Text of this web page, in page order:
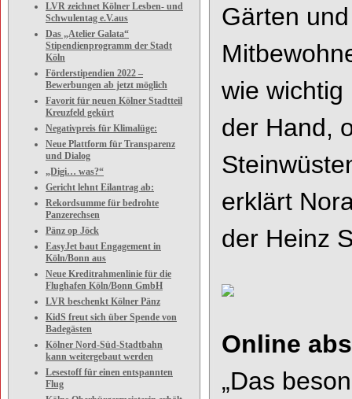
LVR zeichnet Kölner Lesben- und
Schwulentag e.V.aus
Das „Atelier Galata“
Stipendienprogramm der Stadt
Köln
Förderstipendien 2022 –
Bewerbungen ab jetzt möglich
Favorit für neuen Kölner Stadtteil
Kreuzfeld gekürt
Negativpreis für Klimalüge:
Neue Plattform für Transparenz
und Dialog
„Digi… was?“
Gericht lehnt Eilantrag ab:
Rekordsumme für bedrohte
Panzerechsen
Pänz op Jöck
EasyJet baut Engagement in
Köln/Bonn aus
Neue Kreditrahmenlinie für die
Flughafen Köln/Bonn GmbH
LVR beschenkt Kölner Pänz
KidS freut sich über Spende von
Badegästen
Kölner Nord-Süd-Stadtbahn
kann weitergebaut werden
Lesestoff für einen entspannten
Flug
Gärten
wie wichtig
der Hand,
erklärt
der Heinz
Online
„Das